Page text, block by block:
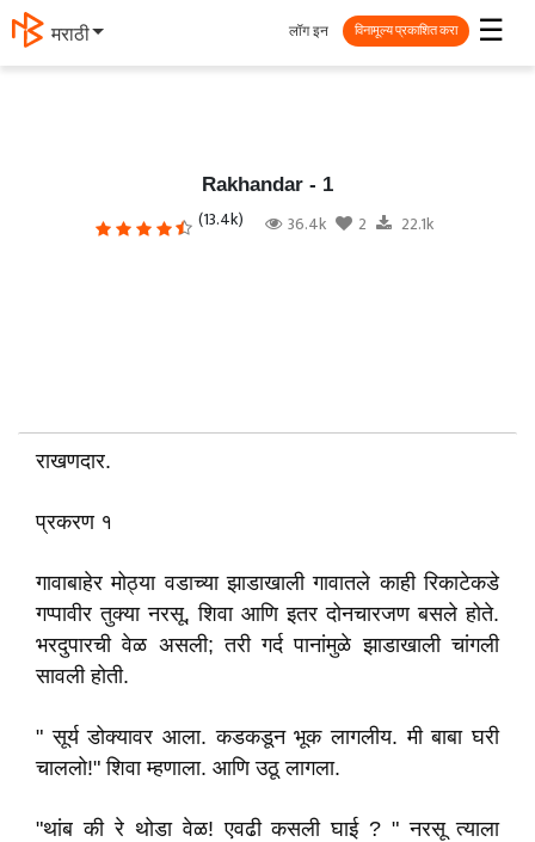
मराठी ☰
लॉग इन विनामूल्य प्रकाशित करा
Rakhandar - 1
(13.4k) 36.4k 2 22.1k
राखणदार.
प्रकरण १
गावाबाहेर मोठ्या वडाच्या झाडाखाली गावातले काही रिकाटेकडे
गप्पावीर तुक्या नरसू, शिवा आणि इतर दोनचारजण बसले होते.
भरदुपारची वेळ असली; तरी गर्द पानांमुळे झाडाखाली चांगली
सावली होती.
" सूर्य डोक्यावर आला. कडकडून भूक लागलीय. मी बाबा घरी
चाललो!" शिवा म्हणाला. आणि उठू लागला.
"थांब की रे थोडा वेळ! एवढी कसली घाई ? " नरसू त्याला